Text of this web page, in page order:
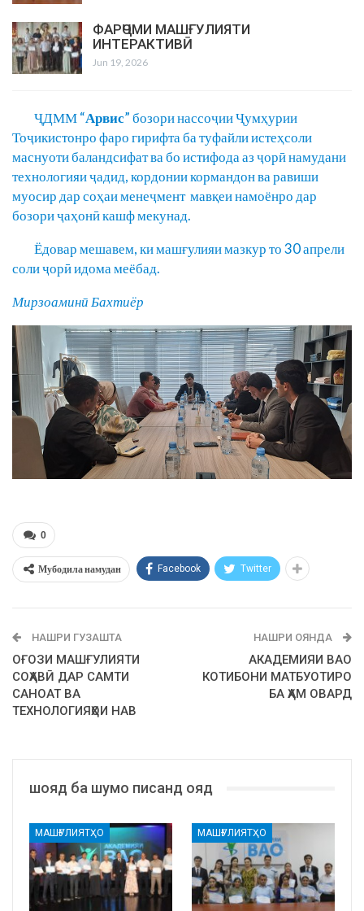
ФАРҶОМИ МАШҒУЛИЯТИ
ИНТЕРАКТИВӢ
Jun 19, 2026
ҶДММ “Арвис” бозори нассоҷии Ҷумҳурии
Тоҷикистонро фаро гирифта ба туфайли истеҳсоли
маснуоти баландсифат ва бо истифода аз ҷорӣ намудани
технологияи ҷадид, кордонии кормандон ва равиши
муосир дар соҳаи менеҷмент мавқеи намоёнро дар
бозори ҷаҳонӣ кашф мекунад.
Ёдовар мешавем, ки машғулияи мазкур то 30 апрели
соли ҷорӣ идома меёбад.
Мирзоаминӣ Бахтиёр
0
Мубодила намудан Facebook Twitter
НАШРИ ГУЗАШТА
ОҒОЗИ МАШҒУЛИЯТИ
СОҲАВӢ ДАР САМТИ
САНОАТ ВА
ТЕХНОЛОГИЯҲОИ НАВ
НАШРИ ОЯНДА
АКАДЕМИЯИ ВАО
КОТИБОНИ МАТБУОТИРО
БА ҲАМ ОВАРД
шояд ба шумо писанд ояд
МАШҒУЛИЯТҲО МАШҒУЛИЯТҲО